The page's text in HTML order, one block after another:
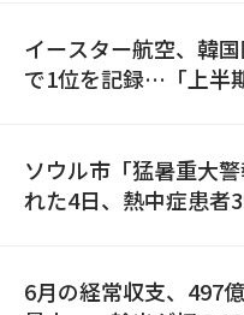
イースター航空、韓
で1位を記録…「上半
ソウル市「猛暑重大
れた4日、熱中症患者
6月の経常収支、497